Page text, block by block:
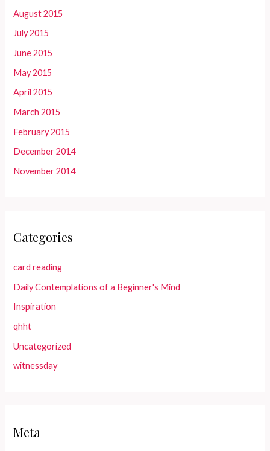
August 2015
July 2015
June 2015
May 2015
April 2015
March 2015
February 2015
December 2014
November 2014
Categories
card reading
Daily Contemplations of a Beginner's Mind
Inspiration
qhht
Uncategorized
witnessday
Meta